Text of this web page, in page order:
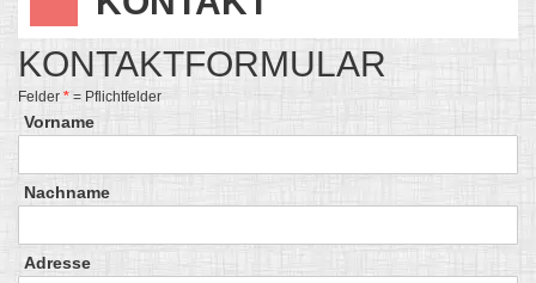
KONTAKTFORMULAR
Felder * = Pflichtfelder
Vorname
Nachname
Adresse